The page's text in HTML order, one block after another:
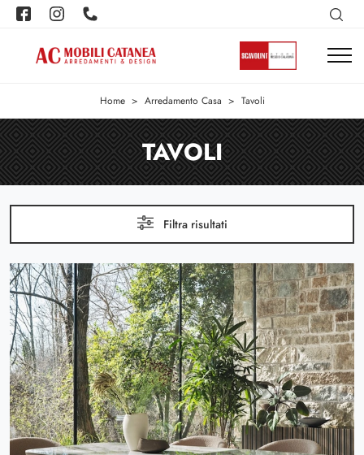
Home > Arredamento Casa > Tavoli
TAVOLI
Filtra risultati